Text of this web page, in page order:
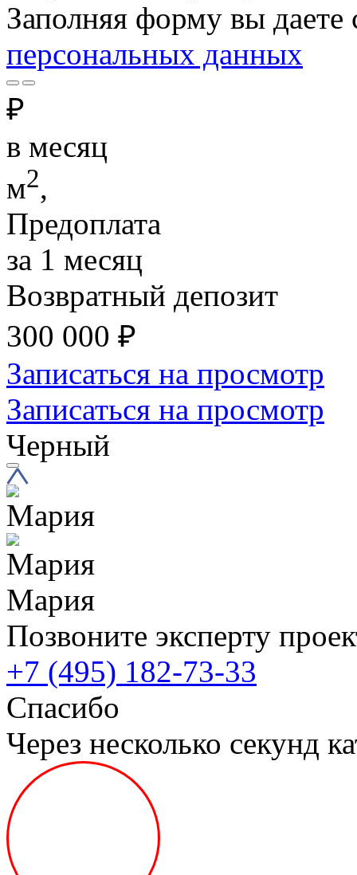
Заполняя форму вы даете
персональных данных
₽
в месяц
м2,
Предоплата
за 1 месяц
Возвратный депозит
300 000 ₽
Записаться на просмотр
Записаться на просмотр
Черный
Мария
Позвоните эксперту
+7 (495) 182-73-33
Спасибо
Через несколько секунд